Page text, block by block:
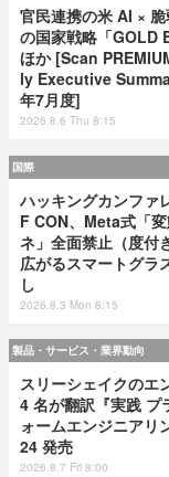
官民連携の米 AI ×
の国家戦略「GOLD
ほか [Scan
ly Executive
年7月度]
2026.8.6 Thu 8:15
国際
ハッキングカンファ
F CON、Meta式「
ネ」全面禁止（度付
広がるスマートグラ
し
2026.8.3 Mon 8:15
製品・サービス・業界動向
スリーシェイクのエ
4 名が翻訳『実践 プ
ォームエンジニアリ
24 発売
2026.8.7 Fri 8:00